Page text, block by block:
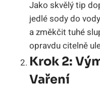
Jako skvělý tip
jedlé sody do
a změkčit tuhé
opravdu citelně
Krok 2:
Vaření